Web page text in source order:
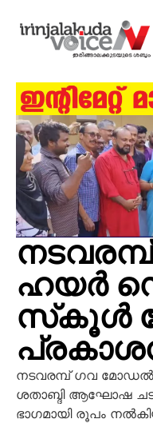
ഹയര്‍
സ്‌കൂള്‍
നടവരമ്പ് ഗവ മോഡല്‍
ശതാബ്ദി ആഘോഷ
ഭാഗമായി രൂപം